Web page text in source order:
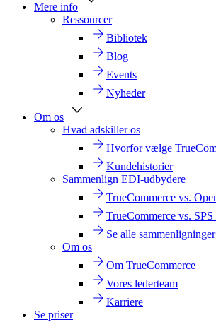
Mere info
Ressourcer
Bibliotek
Blog
Events
Nyheder
Om os
Hvad adskiller os
Hvorfor vælge
Kundehistorier
Sammenlign EDI-udbydere
TrueCommerce vs.
TrueCommerce vs.
Se alle sammenligninger
Om os
Om TrueCommerce
Vores lederteam
Karriere
Se priser